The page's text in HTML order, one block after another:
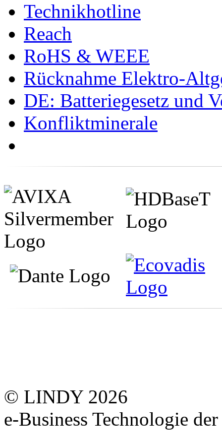
Technikhotline
Reach
RoHS & WEEE
Rücknahme Elektro-
DE: Batteriegesetz und
Konfliktminerale
© LINDY 2026
e-Business Technologie